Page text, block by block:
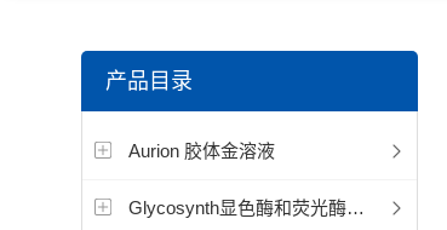
产品目录
Aurion 胶体金溶液
Glycosynth显色酶和荧光酶底物